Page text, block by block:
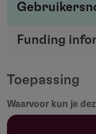
Toepassing
Waarvoor kun je
Voor activiteiten die
verstrekker met
Maak een
Funding